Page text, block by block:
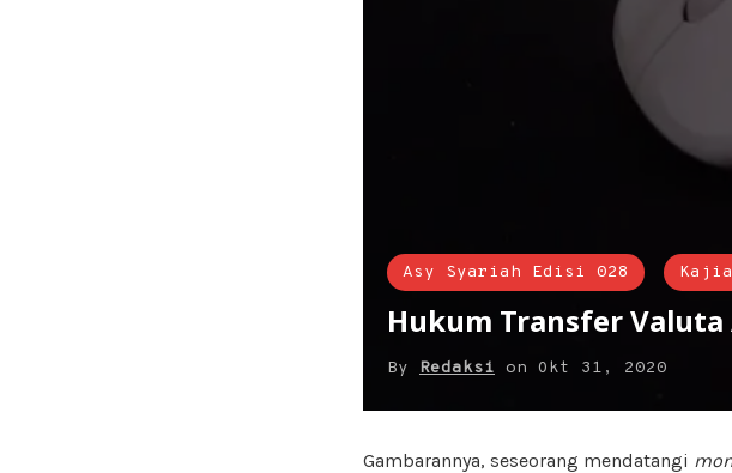
Asy Syariah Edisi 028
Hukum Transfer Valuta
By Redaksi on Okt 31, 2020
Gambarannya, seseorang mendatangi